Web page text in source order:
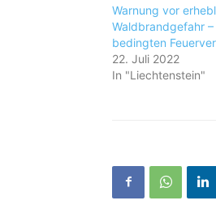
Warnung vor
Waldbrandgefahr –
bedingten
22. Juli 2022
In "Liechtenstein"